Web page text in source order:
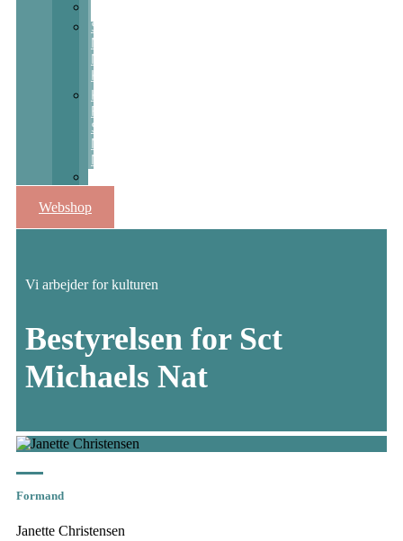
Sct
Michaels
Nats
Kulturpris
Kulturstøtte
Fra
Sct
Michaels
Nat
Webshop
Vi arbejder for kulturen
Bestyrelsen for Sct
Michaels Nat
Formand
Janette Christensen